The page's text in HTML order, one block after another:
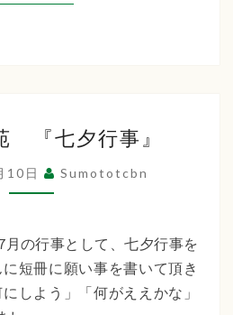
事
ち
ば
な
『七
夕
行
『七夕行事』
10日 Sumototcbn
の行事として、七夕行事を
短冊に願い事を書いて頂き
しよう」「何がええかな」